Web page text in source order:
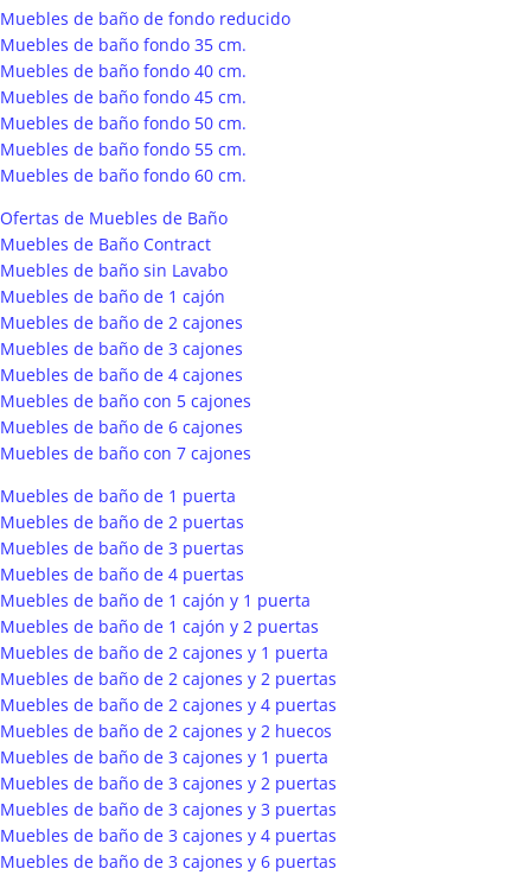
Muebles de baño de fondo reducido
Muebles de baño fondo 35 cm.
Muebles de baño fondo 40 cm.
Muebles de baño fondo 45 cm.
Muebles de baño fondo 50 cm.
Muebles de baño fondo 55 cm.
Muebles de baño fondo 60 cm.
Ofertas de Muebles de Baño
Muebles de Baño Contract
Muebles de baño sin Lavabo
Muebles de baño de 1 cajón
Muebles de baño de 2 cajones
Muebles de baño de 3 cajones
Muebles de baño de 4 cajones
Muebles de baño con 5 cajones
Muebles de baño de 6 cajones
Muebles de baño con 7 cajones
Muebles de baño de 1 puerta
Muebles de baño de 2 puertas
Muebles de baño de 3 puertas
Muebles de baño de 4 puertas
Muebles de baño de 1 cajón y 1 puerta
Muebles de baño de 1 cajón y 2 puertas
Muebles de baño de 2 cajones y 1 puerta
Muebles de baño de 2 cajones y 2 puertas
Muebles de baño de 2 cajones y 4 puertas
Muebles de baño de 2 cajones y 2 huecos
Muebles de baño de 3 cajones y 1 puerta
Muebles de baño de 3 cajones y 2 puertas
Muebles de baño de 3 cajones y 3 puertas
Muebles de baño de 3 cajones y 4 puertas
Muebles de baño de 3 cajones y 6 puertas